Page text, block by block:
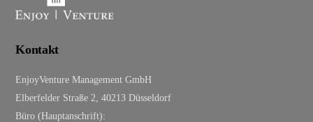
Kontakt
EnjoyVenture Management GmbH
Elberfelder Straße 2, 40213 Düsseldorf
Büro (Hauptanschrift):